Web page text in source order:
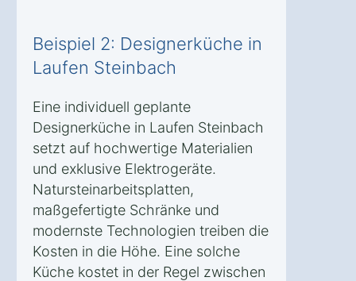
Beispiel 2: Designerküche in
Laufen Steinbach
Eine individuell geplante
Designerküche in Laufen Steinbach
setzt auf hochwertige Materialien
und exklusive Elektrogeräte.
Natursteinarbeitsplatten,
maßgefertigte Schränke und
modernste Technologien treiben die
Kosten in die Höhe. Eine solche
Küche kostet in der Regel zwischen